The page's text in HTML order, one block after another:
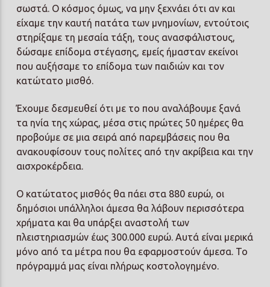
σωστά. Ο κόσμος όμως, να μην ξεχνάει ότι αν και
είχαμε την καυτή πατάτα των μνημονίων, εντούτοις
στηρίξαμε τη μεσαία τάξη, τους ανασφάλιστους,
δώσαμε επίδομα στέγασης, εμείς ήμασταν εκείνοι
που αυξήσαμε το επίδομα των παιδιών και τον
κατώτατο μισθό.
Έχουμε δεσμευθεί ότι με το που αναλάβουμε ξανά
τα ηνία της χώρας, μέσα στις πρώτες 50 ημέρες θα
προβούμε σε μια σειρά από παρεμβάσεις που θα
ανακουφίσουν τους πολίτες από την ακρίβεια και την
αισχροκέρδεια.
Ο κατώτατος μισθός θα πάει στα 880 ευρώ, οι
δημόσιοι υπάλληλοι άμεσα θα λάβουν περισσότερα
χρήματα και θα υπάρξει αναστολή των
πλειστηριασμών έως 300.000 ευρώ. Αυτά είναι μερικά
μόνο από τα μέτρα που θα εφαρμοστούν άμεσα. Το
πρόγραμμά μας είναι πλήρως κοστολογημένο.